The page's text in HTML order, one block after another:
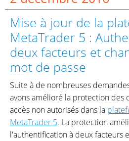
Mise à jour de la
MetaTrader 5 :
deux facteurs et
mot de passe
Suite à de nombreuses
avons amélioré la protection des
accès non autorisés dans la
MetaTrader 5. La protection
l'authentification à deux facteurs